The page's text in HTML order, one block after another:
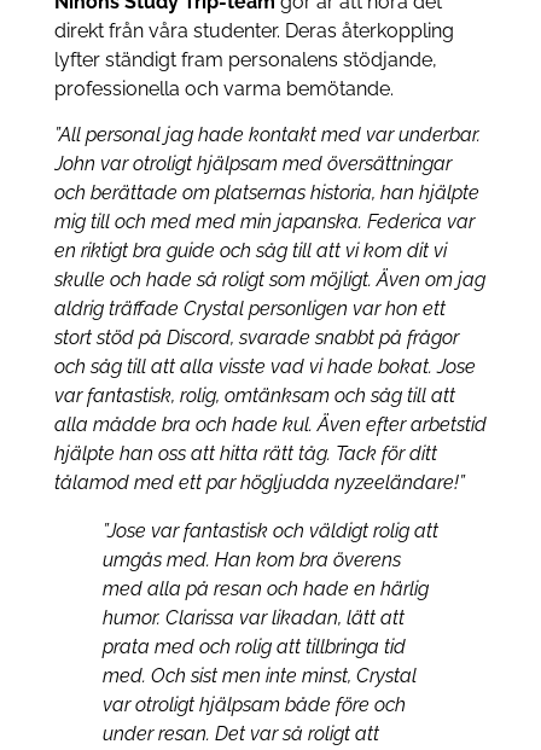
direkt från våra studenter. Deras återkoppling
lyfter ständigt fram personalens stödjande,
professionella och varma bemötande.
”All personal jag hade kontakt med var underbar.
John var otroligt hjälpsam med översättningar
och berättade om platsernas historia, han hjälpte
mig till och med med min japanska. Federica var
en riktigt bra guide och såg till att vi kom dit vi
skulle och hade så roligt som möjligt. Även om jag
aldrig träffade Crystal personligen var hon ett
stort stöd på Discord, svarade snabbt på frågor
och såg till att alla visste vad vi hade bokat. Jose
var fantastisk, rolig, omtänksam och såg till att
alla mådde bra och hade kul. Även efter arbetstid
hjälpte han oss att hitta rätt tåg. Tack för ditt
tålamod med ett par högljudda nyzeeländare!”
”Jose var fantastisk och väldigt rolig att
umgås med. Han kom bra överens
med alla på resan och hade en härlig
humor. Clarissa var likadan, lätt att
prata med och rolig att tillbringa tid
med. Och sist men inte minst, Crystal
var otroligt hjälpsam både före och
under resan. Det var så roligt att